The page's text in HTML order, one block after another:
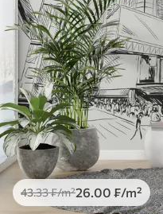
43.33₣/m²26 .00 ₣/m²